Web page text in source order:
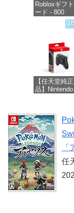
Robloxギフ
ード - 800
Robux 【限
ーチャルア
【オンライン
ームコード】
ロブロックス |
オンラインコ
ド版
価格：
【任天堂純正
品】Nintendo
価格：
任